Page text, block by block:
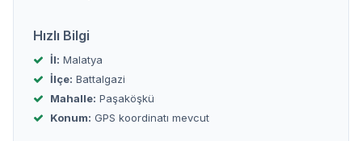
Hızlı Bilgi
İl: Malatya
İlçe: Battalgazi
Mahalle: Paşaköşkü
Konum: GPS koordinatı mevcut